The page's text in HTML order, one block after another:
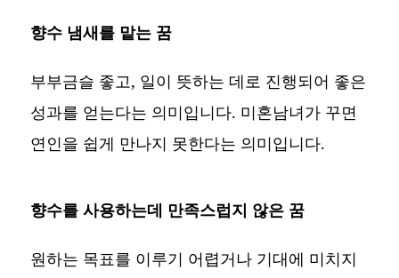
향수 냄새를 맡는 꿈
부부금슬 좋고, 일이 뜻하는 데로 진행되어 좋은
성과를 얻는다는 의미입니다. 미혼남녀가 꾸면
연인을 쉽게 만나지 못한다는 의미입니다.
향수를 사용하는데 만족스럽지 않은 꿈
원하는 목표를 이루기 어렵거나 기대에 미치지